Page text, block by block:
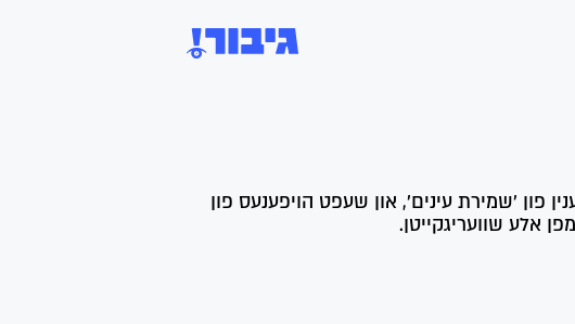
פון 'שמירת עינים', און שעפט הויפענעס פון
אלע שוועריגקייטן.